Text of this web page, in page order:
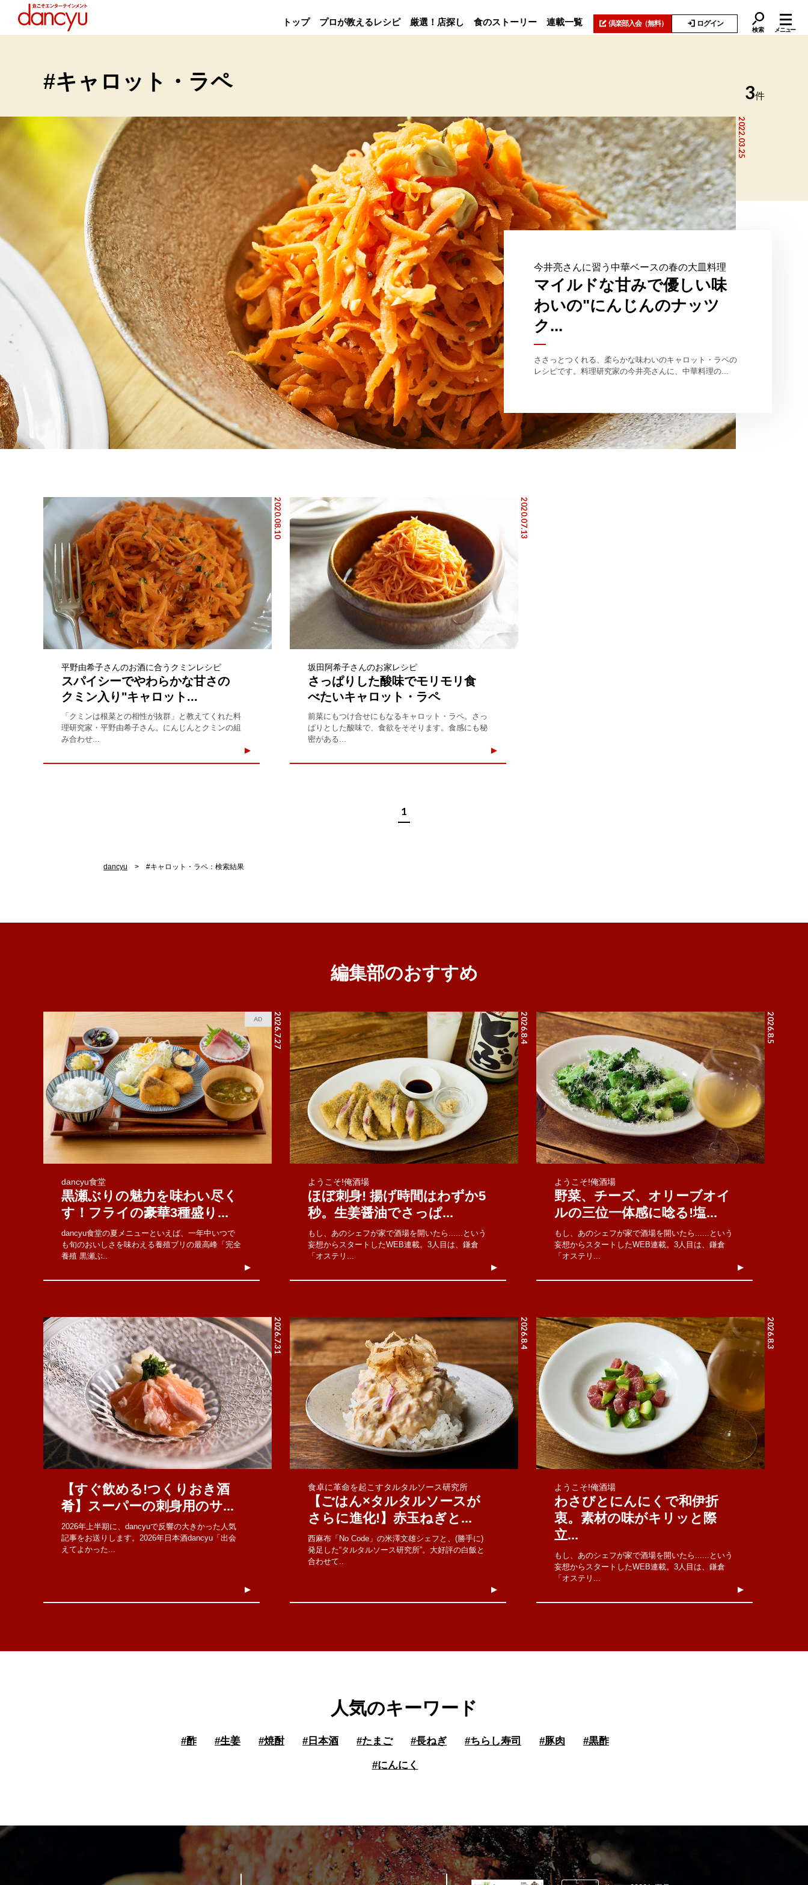
トップ プロが教えるレシピ 厳選！店探し 食のストーリー 連載一覧 倶楽部入会（無料） ログイン
検索 メニュー
#キャロット・ラペ 3件
2022.03.25
今井亮さんに習う中華ベースの春の大皿料理
マイルドな甘みで優しい味
わいの"にんじんのナッツ
ク...
ささっとつくれる、柔らかな味わいのキャロット・ラペの
レシピです。料理研究家の今井亮さんに、中華料理の...
2020.08.10
平野由希子さんのお酒に合うクミンレシピ
スパイシーでやわらかな甘さの
クミン入り"キャロット...
「クミンは根菜との相性が抜群」と教えてくれた料
理研究家・平野由希子さん。にんじんとクミンの組
み合わせ...
2020.07.13
坂田阿希子さんのお家レシピ
さっぱりした酸味でモリモリ食
べたいキャロット・ラペ
前菜にもつけ合せにもなるキャロット・ラペ。さっ
ぱりとした酸味で、食欲をそそります。食感にも秘
密がある...
1
dancyu #キャロット・ラペ：検索結果
編集部のおすすめ
2026.7.27
AD
dancyu食堂
黒瀬ぶりの魅力を味わい尽く
す！フライの豪華3種盛り...
dancyu食堂の夏メニューといえば、一年中いつで
も旬のおいしさを味わえる養殖ブリの最高峰「完全
養殖 黒瀬ぶ..
2026.8.4
ようこそ!俺酒場
ほぼ刺身! 揚げ時間はわずか5
秒。生姜醤油でさっぱ...
もし、あのシェフが家で酒場を開いたら......という
妄想からスタートしたWEB連載。3人目は、鎌倉
「オステリ...
2026.8.5
ようこそ!俺酒場
野菜、チーズ、オリーブオイ
ルの三位一体感に唸る!塩...
もし、あのシェフが家で酒場を開いたら......という
妄想からスタートしたWEB連載。3人目は、鎌倉
「オステリ...
2026.7.31
【すぐ飲める!つくりおき酒
肴】スーパーの刺身用のサ...
2026年上半期に、dancyuで反響の大きかった人気
記事をお送りします。2026年日本酒dancyu「出会
えてよかった...
2026.8.4
食卓に革命を起こすタルタルソース研究所
【ごはん×タルタルソースが
さらに進化!】赤玉ねぎと...
西麻布「No Code」の米澤文雄シェフと、(勝手に)
発足した“タルタルソース研究所”。大好評の白飯と
合わせて..
2026.8.3
ようこそ!俺酒場
わさびとにんにくで和伊折
衷。素材の味がキリッと際
立...
もし、あのシェフが家で酒場を開いたら......という
妄想からスタートしたWEB連載。3人目は、鎌倉
「オステリ...
人気のキーワード
#酢 #生姜 #焼酎 #日本酒 #たまご #長ねぎ #ちらし寿司 #豚肉 #黒酢
#にんにく